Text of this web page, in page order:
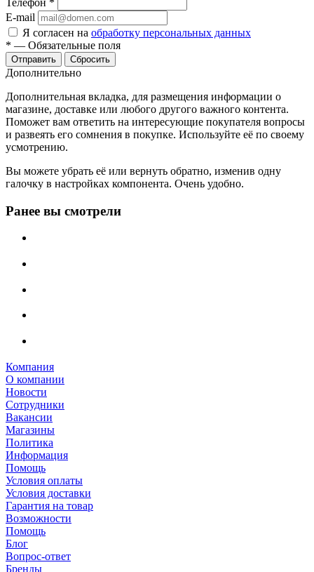
E-mail
Я согласен на обработку персональных данных
* — Обязательные поля
Отправить Сбросить
Дополнительно
Дополнительная вкладка, для размещения информации о
магазине, доставке или любого другого важного контента.
Поможет вам ответить на интересующие покупателя вопросы
и развеять его сомнения в покупке. Используйте её по своему
усмотрению.
Вы можете убрать её или вернуть обратно, изменив одну
галочку в настройках компонента. Очень удобно.
Ранее вы смотрели
Компания
О компании
Новости
Сотрудники
Вакансии
Магазины
Политика
Информация
Помощь
Условия оплаты
Условия доставки
Гарантия на товар
Возможности
Помощь
Блог
Вопрос-ответ
Бренды